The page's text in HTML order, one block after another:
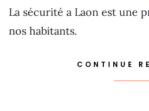
La sécurité a Laon est une
nos habitants.
CONTINUE